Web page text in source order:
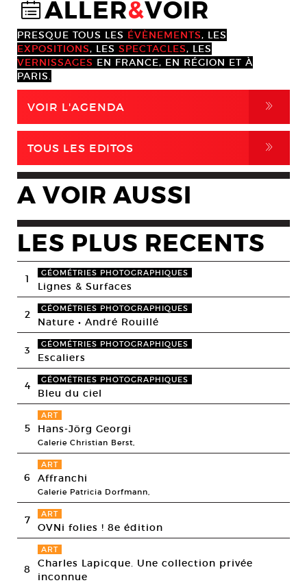
@ALLER&VOIR
PRESQUE TOUS LES ÉVÈNEMENTS, LES
EXPOSITIONS, LES SPECTACLES, LES
VERNISSAGES EN FRANCE, EN RÉGION ET À
PARIS.
VOIR L'AGENDA ,
TOUS LES EDITOS ,
A VOIR AUSSI
LES PLUS RECENTS
1 GÉOMÉTRIES PHOTOGRAPHIQUES
Lignes & Surfaces
2 GÉOMÉTRIES PHOTOGRAPHIQUES
Nature • André Rouillé
3 GÉOMÉTRIES PHOTOGRAPHIQUES
Escaliers
4 GÉOMÉTRIES PHOTOGRAPHIQUES
Bleu du ciel
5
ART
Hans-Jörg Georgi
Galerie Christian Berst,
6
ART
Affranchi
Galerie Patricia Dorfmann,
7 ART
OVNi folies ! 8e édition
8
ART
Charles Lapicque. Une collection privée
inconnue